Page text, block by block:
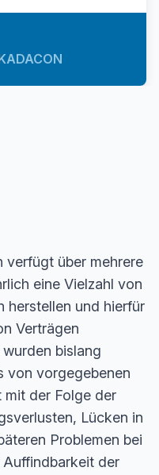
verfügt über mehrere
eine Vielzahl von
herstellen und hierfür
Verträgen
bislang
von vorgegebenen
mit der Folge der
Lücken in
Problemen bei
der